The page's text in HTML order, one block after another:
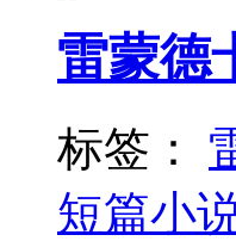
雷蒙德
标签：
短篇小